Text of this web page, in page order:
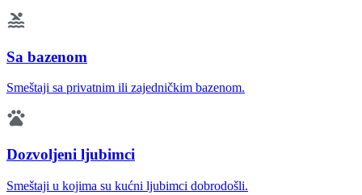
Sa bazenom
Smeštaji sa privatnim ili zajedničkim bazenom.
Dozvoljeni ljubimci
Smeštaji u kojima su kućni ljubimci dobrodošli.